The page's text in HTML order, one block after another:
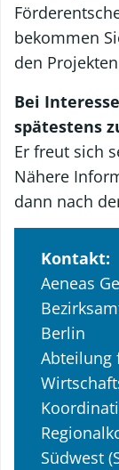
bekommen
den
Bei
spätestens
Er freut sich
Nähere
dann nach
Kontakt:
Aeneas
Berlin
Abteilung
Südwest